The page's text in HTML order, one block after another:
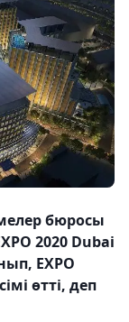
бюросы
2020 Dubai
EXPO
өтті, деп